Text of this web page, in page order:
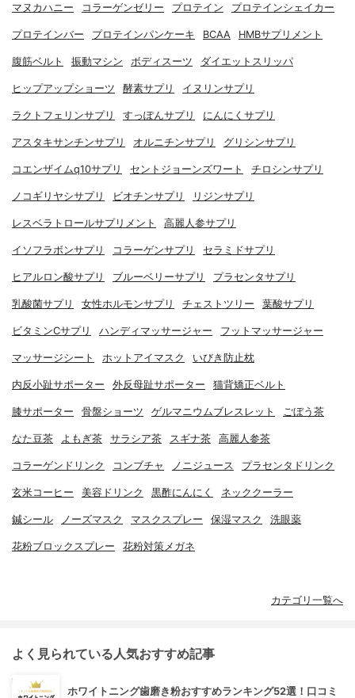
マヌカハニー コラーゲンゼリー プロテイン プロテインシェイカー
プロテインバー プロテインパンケーキ BCAA HMBサプリメント
腹筋ベルト 振動マシン ボディスーツ ダイエットスリッパ
ヒップアップショーツ 酵素サプリ イヌリンサプリ
ラクトフェリンサプリ すっぽんサプリ にんにくサプリ
アスタキサンチンサプリ オルニチンサプリ グリシンサプリ
コエンザイムq10サプリ セントジョーンズワート チロシンサプリ
ノコギリヤシサプリ ビオチンサプリ リジンサプリ
レスベラトロールサプリメント 高麗人参サプリ
イソフラボンサプリ コラーゲンサプリ セラミドサプリ
ヒアルロン酸サプリ ブルーベリーサプリ プラセンタサプリ
乳酸菌サプリ 女性ホルモンサプリ チェストツリー 葉酸サプリ
ビタミンCサプリ ハンディマッサージャー フットマッサージャー
マッサージシート ホットアイマスク いびき防止枕
内反小趾サポーター 外反母趾サポーター 猫背矯正ベルト
膝サポーター 骨盤ショーツ ゲルマニウムブレスレット ごぼう茶
なた豆茶 よもぎ茶 サラシア茶 スギナ茶 高麗人参茶
コラーゲンドリンク コンブチャ ノニジュース プラセンタドリンク
玄米コーヒー 美容ドリンク 黒酢にんにく ネッククーラー
鍼シール ノーズマスク マスクスプレー 保湿マスク 洗眼薬
花粉ブロックスプレー 花粉対策メガネ
カテゴリ一覧へ
よく見られている人気おすすめ記事
ホワイトニング歯磨き粉おすすめランキング52選！口コミ